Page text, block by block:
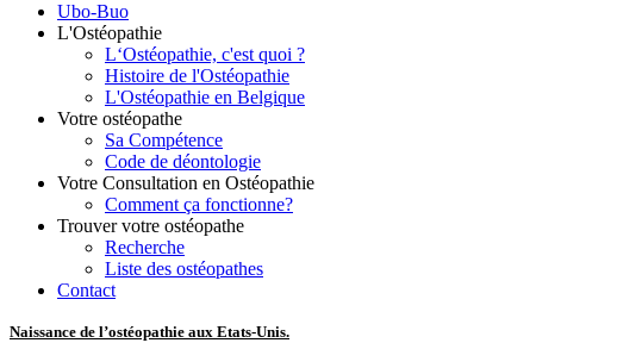
Ubo-Buo
L'Ostéopathie
L‘Ostéopathie, c'est quoi ?
Histoire de l'Ostéopathie
L'Ostéopathie en Belgique
Votre ostéopathe
Sa Compétence
Code de déontologie
Votre Consultation en Ostéopathie
Comment ça fonctionne?
Trouver votre ostéopathe
Recherche
Liste des ostéopathes
Contact
Naissance de l’ostéopathie aux Etats-Unis.